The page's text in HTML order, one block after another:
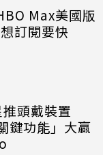
Max美國版
訂閱要快
頭戴裝置
鍵功能」大贏